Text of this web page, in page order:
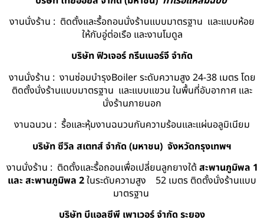
งานนั่งร้าน : ติดตั้งและรื้อถอนนั่งร้านแบบมาตรฐาน และแบบห้อย
ให้กับอู่ต่อเรือ และงานโมดูล
บริษัท ฟิวเจอร์ กรีนเนอร์จี จำกัด
งานนั่งร้าน : งานซ่อมบำรุงBoiler ระดับความสูง 24-38 เมตร โดย
ติดตั้งนั่งร้านแบบมาตรฐาน และแบบแขวน ในพื้นที่อับอากาศ และ
นั่งร้านภายนอก
งานฉนวน : รื้อและหุ้มงานฉนวนกันความร้อนและแผ่นอลูมิเนียม
บริษัท ซีวิล สเตทส์ จำกัด (มหาชน) จังหวัดกรุงเทพฯ
งานนั่งร้าน : ติดตั้งและรื้อถอนเพื่อเปลี่ยนลูกยางใต้ สะพานภูมิพล 1
และ สะพานภูมิพล 2ในระดับความสูง 52 เมตร ติดตั้งนั่งร้านแบบ
มาตรฐาน
บริษัท บีแอลซีพี เพาเวอร์ จำกัด ระยอง